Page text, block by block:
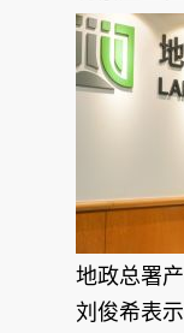
地政总署
刘俊希表